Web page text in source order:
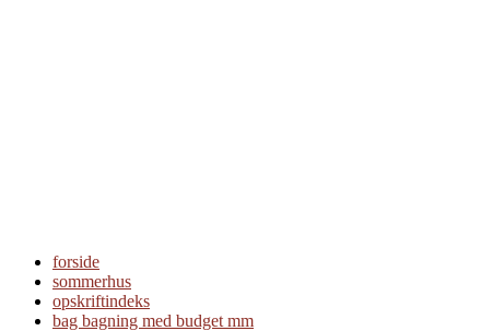
forside
sommerhus
opskriftindeks
bag bagning med budget mm